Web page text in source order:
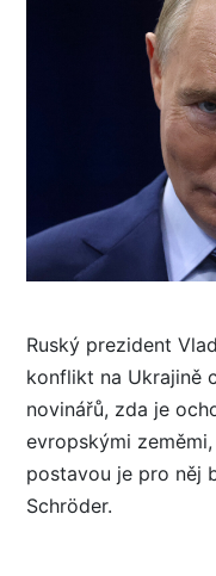
Ruský prezident
konflikt na Ukrajině
novinářů, zda je
evropskými
postavou je pro něj
Schröder.